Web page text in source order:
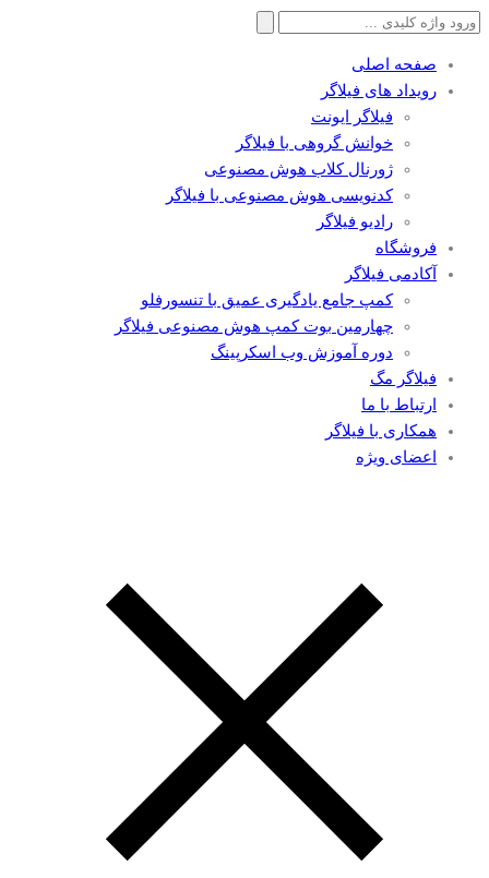
جستجو
صفحه اصلی
رویداد های فیلاگر
فیلاگر ایونت
خوانش گروهی با فیلاگر
ژورنال کلاب هوش مصنوعی
کدنویسی هوش مصنوعی با فیلاگر
رادیو فیلاگر
فروشگاه
آکادمی فیلاگر
کمپ جامع یادگیری عمیق با تنسورفلو
چهارمین بوت کمپ هوش مصنوعی فیلاگر
دوره آموزش وب اسکرپینگ
فیلاگر مگ
ارتباط با ما
همکاری با فیلاگر
اعضای ویژه